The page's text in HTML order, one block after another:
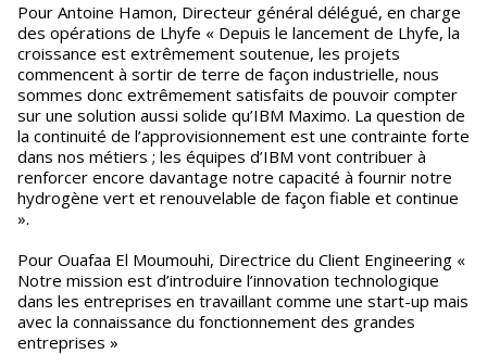
Pour Antoine Hamon, Directeur général délégué, en charge
des opérations de Lhyfe « Depuis le lancement de Lhyfe, la
croissance est extrêmement soutenue, les projets
commencent à sortir de terre de façon industrielle, nous
sommes donc extrêmement satisfaits de pouvoir compter
sur une solution aussi solide qu’IBM Maximo. La question de
la continuité de l’approvisionnement est une contrainte forte
dans nos métiers ; les équipes d’IBM vont contribuer à
renforcer encore davantage notre capacité à fournir notre
hydrogène vert et renouvelable de façon fiable et continue
».
Pour Ouafaa El Moumouhi, Directrice du Client Engineering «
Notre mission est d’introduire l’innovation technologique
dans les entreprises en travaillant comme une start-up mais
avec la connaissance du fonctionnement des grandes
entreprises »